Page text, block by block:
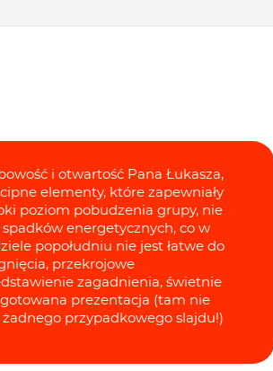
i otwartość Pana Łukasza,
elementy, które zapewniały
poziom pobudzenia grupy, nie
spadków energetycznych, co w
popołudniu nie jest łatwe do
przekrojowe
zagadnienia, świetnie
prezentacja (tam nie
żadnego przypadkowego slajdu!)